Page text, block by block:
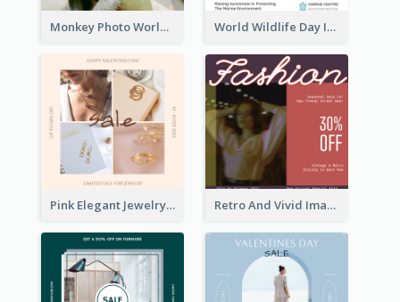
Monkey Photo World Wildlife Day Instagram Post World Wildlife Day Instagram Post
Pink Elegant Jewelry Sale Valentines Day Instagram Post Retro And Vivid Image Instagram Post Design Idea